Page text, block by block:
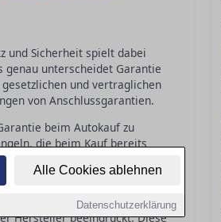
Alle Cookies ablehnen
Datenschutzerklärung
und Sicherheit spielt dabei
genau unterscheidet Garantie
und vertraglichen
von Anschlussgarantien.
beim Autokauf zu
die beim Kauf bereits
sechs Monaten eine
um eine freiwillige Leistung
Hersteller beeindruckt. Diese